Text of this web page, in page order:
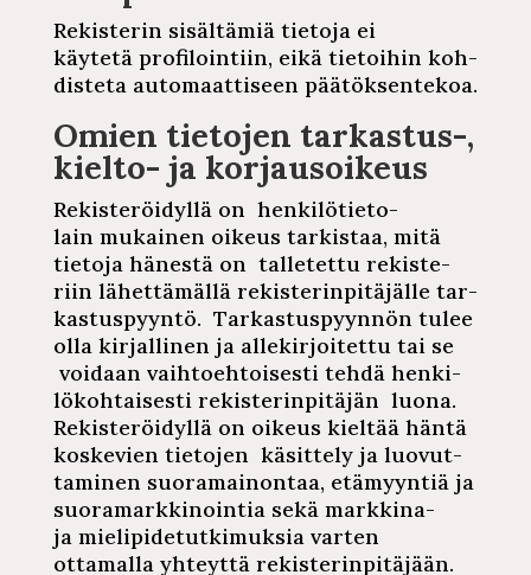
Re­kis­te­rin si­säl­tä­miä tietoja ei
käytetä pro­fi­loin­tiin, eikä tietoihin koh­
dis­te­ta au­to­maat­ti­seen pää­tök­sen­te­koa.
Omien tietojen tarkastus-,
kielto- ja kor­jausoi­keus
Re­kis­te­röi­dyl­lä on hen­ki­lö­tie­to­
lain mukainen oikeus tarkistaa, mitä
tietoja hänestä on tal­le­tet­tu re­kis­te­
riin lä­het­tä­mäl­lä re­kis­te­rin­pi­tä­jäl­le tar­
kas­tus­pyyn­tö. Tar­kas­tus­pyyn­nön tulee
olla kir­jal­li­nen ja al­le­kir­joi­tet­tu tai se
voidaan vaih­toeh­toi­ses­ti tehdä hen­ki­
lö­koh­tai­ses­ti re­kis­te­rin­pi­tä­jän luona.
Re­kis­te­röi­dyl­lä on oikeus kieltää häntä
koskevien tietojen käsittely ja luo­vut­
ta­mi­nen suo­ra­mai­non­taa, etä­myyn­tiä ja
suo­ra­mark­ki­noin­tia sekä markkina-
ja mie­li­pi­de­tut­ki­muk­sia varten
ottamalla yhteyttä re­kis­te­rin­pi­tä­jään.